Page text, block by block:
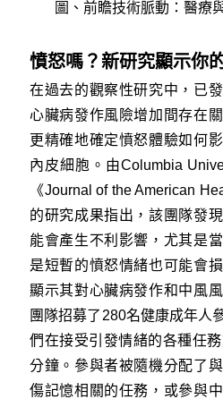
圖、前瞻技術脈動：醫療
憤怒嗎？新研究顯示你
在過去的觀察性研究中，已
心臟病發作風險增加間存在
更精確地確定憤怒體驗如何
內皮細胞。由Columbia
《Journal of the American
的研究成果指出，該團隊發
能會產生不利影響，尤其是
是短暫的憤怒情緒也可能會
顯示其對心臟病發作和中風
團隊招募了280名健康成年人
們在接受引發情緒的各種任
分鐘。參與者被隨機分配了
傷記憶相關的任務，或參與